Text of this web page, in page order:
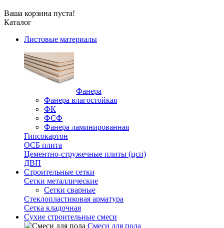
Ваша корзина пуста!
Каталог
Листовые материалы
Фанера
Фанера влагостойкая
ФК
ФСФ
Фанера ламинированная
Гипсокартон
ОСБ плита
Цементно-стружечные плиты (цсп)
ДВП
Строительные сетки
Сетки металлические
Сетки сварные
Стеклопластиковая арматура
Сетка кладочная
Сухие строительные смеси
Смеси для пола